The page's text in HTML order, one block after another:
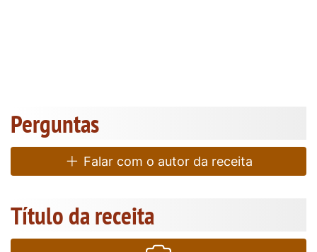
Perguntas
Falar com o autor da receita
Título da receita